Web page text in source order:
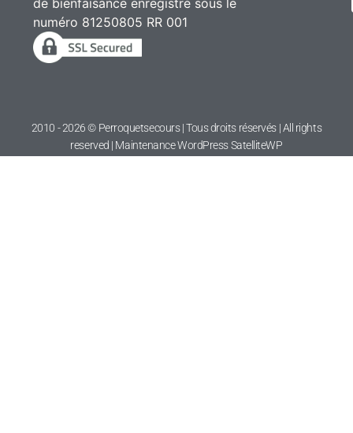
de bienfaisance enregistré sous le
numéro 81250805 RR 001
2010 - 2026 © Perroquetsecours | Tous droits réservés | All rights
reserved | Maintenance WordPressSatelliteWP